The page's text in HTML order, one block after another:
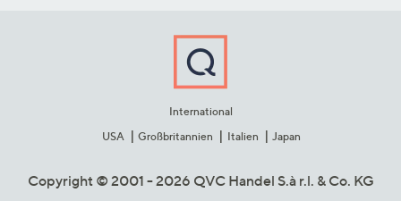
International
USA
Großbritannien Italien Japan
Copyright © 2001 - 2026 QVC Handel S.à r.l. & Co. KG